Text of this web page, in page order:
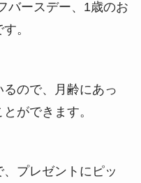
バースデー、1歳のお
。
ので、月齢にあっ
ができます。
プレゼントにピッ